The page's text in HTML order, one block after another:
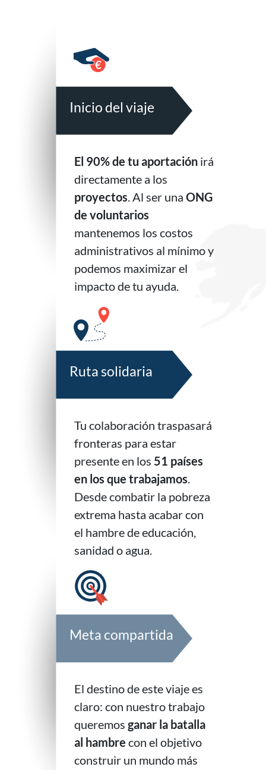
Inicio del viaje
El 90% de tu aportación irá
directamente a los
proyectos . Al ser una ONG
de voluntarios
mantenemos los costos
administrativos al mínimo y
podemos maximizar el
impacto de tu ayuda.
Ruta solidaria
Tu colaboración traspasará
fronteras para estar
presente en los 51 países
en los que trabajamos
Desde combatir la pobreza
extrema hasta acabar con
el hambre de educación,
sanidad o agua.
Meta compartida
El destino de este viaje es
claro: con nuestro trabajo
queremos ganar la batalla
al hambre con el objetivo
construir un mundo más